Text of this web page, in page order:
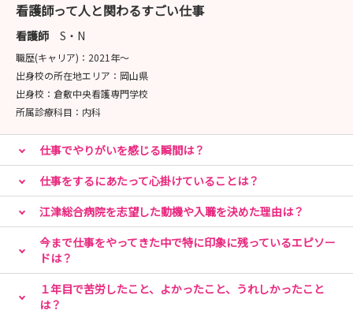
看護師って人と関わるすごい仕事
看護師 S・N
職歴(キャリア)： 2021年〜
出身校の所在地エリア： 岡山県
出身校： 倉敷中央看護専門学校
所属診療科目： 内科
仕事でやりがいを感じる瞬間は？
仕事をするにあたって心掛けていることは？
江津総合病院を志望した動機や入職を決めた理由は？
今まで仕事をやってきた中で特に印象に残っているエピソー
ドは？
１年目で苦労したこと、よかったこと、うれしかったこと
は？